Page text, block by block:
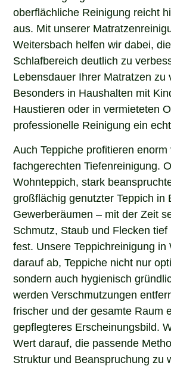
oberflächliche Reinigung reicht
aus. Mit unserer
Weitersbach helfen wir dabei,
Schlafbereich deutlich zu
Lebensdauer Ihrer Matratzen zu
Besonders in Haushalten mit
Haustieren oder in vermieteten
professionelle Reinigung ein
Auch Teppiche profitieren enorm
fachgerechten Tiefenreinigung.
Wohnteppich, stark
großflächig genutzter Teppich in
Gewerberäumen – mit der Zeit
Schmutz, Staub und Flecken tief
fest. Unsere Teppichreinigung in
darauf ab, Teppiche nicht nur
sondern auch hygienisch
werden Verschmutzungen
frischer und der gesamte Raum
gepflegteres Erscheinungsbild.
Wert darauf, die passende
Struktur und Beanspruchung zu